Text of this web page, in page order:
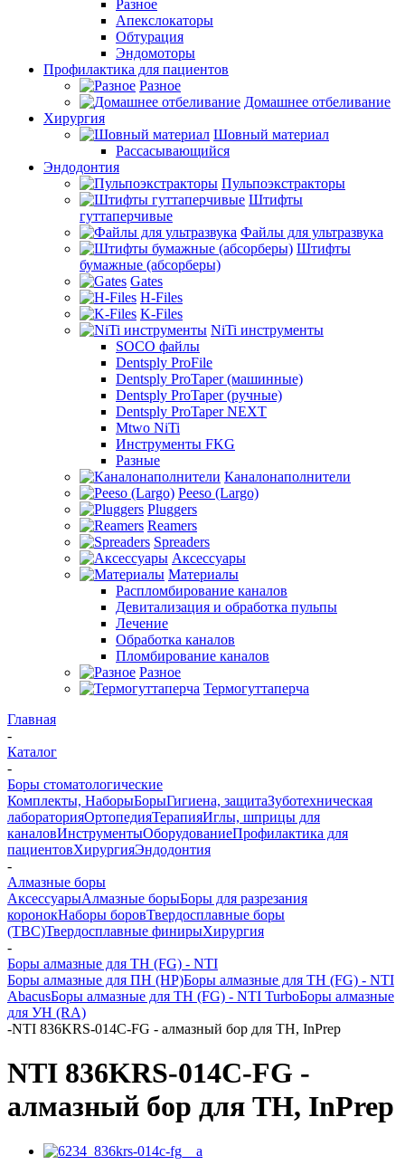
Разное
Апекслокаторы
Обтурация
Эндомоторы
Профилактика для пациентов
Разное
Домашнее отбеливание
Хирургия
Шовный материал
Рассасывающийся
Эндодонтия
Пульпоэкстракторы
Штифты
гуттаперчивые
Файлы для ультразвука
Штифты
бумажные (абсорберы)
Gates
H-Files
K-Files
NiTi инструменты
SOCO файлы
Dentsply ProFile
Dentsply ProTaper (машинные)
Dentsply ProTaper (ручные)
Dentsply ProTaper NEXT
Mtwo NiTi
Инструменты FKG
Разные
Каналонаполнители
Peeso (Largo)
Pluggers
Reamers
Spreaders
Аксессуары
Материалы
Распломбирование каналов
Девитализация и обработка пульпы
Лечение
Обработка каналов
Пломбирование каналов
Разное
Термогуттаперча
Главная
-
Каталог
-
Боры стоматологические
Комплекты, НаборыБорыГигиена, защитаЗуботехническая
лабораторияОртопедияТерапияИглы, шприцы для
каналовИнструментыОборудованиеПрофилактика для
пациентовХирургияЭндодонтия
-
Алмазные боры
АксессуарыАлмазные борыБоры для разрезания
коронокНаборы боровТвердосплавные боры
(ТВС)Твердосплавные финирыХирургия
-
Боры алмазные для ТН (FG) - NTI
Боры алмазные для ПН (HP)Боры алмазные для ТН (FG) - NTI
AbacusБоры алмазные для ТН (FG) - NTI TurboБоры алмазные
для УН (RA)
-NTI 836KRS-014C-FG - алмазный бор для ТН, InPrep
NTI 836KRS-014C-FG -
алмазный бор для ТН, InPrep